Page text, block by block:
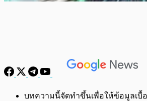
พร้อมเล่น
บทความนี้จัดทำขึ้นเพื่อให้ข้อมูลเบื้